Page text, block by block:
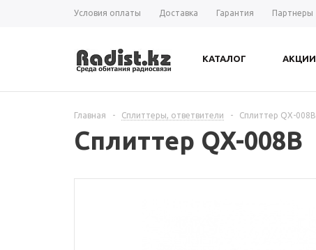
Условия оплаты Доставка Гарантия Партнеры
КАТАЛОГ АКЦИИ
Главная - Сплиттеры, ответвители - Сплиттер QX-008B
Сплиттер QX-008B